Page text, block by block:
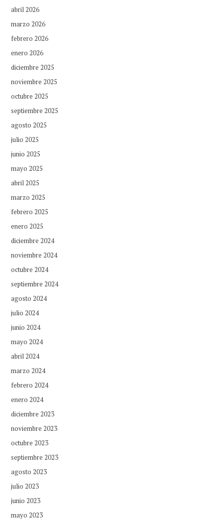
abril 2026
marzo 2026
febrero 2026
enero 2026
diciembre 2025
noviembre 2025
octubre 2025
septiembre 2025
agosto 2025
julio 2025
junio 2025
mayo 2025
abril 2025
marzo 2025
febrero 2025
enero 2025
diciembre 2024
noviembre 2024
octubre 2024
septiembre 2024
agosto 2024
julio 2024
junio 2024
mayo 2024
abril 2024
marzo 2024
febrero 2024
enero 2024
diciembre 2023
noviembre 2023
octubre 2023
septiembre 2023
agosto 2023
julio 2023
junio 2023
mayo 2023